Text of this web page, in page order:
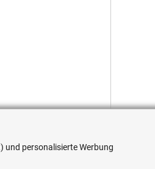
und personalisierte Werbung